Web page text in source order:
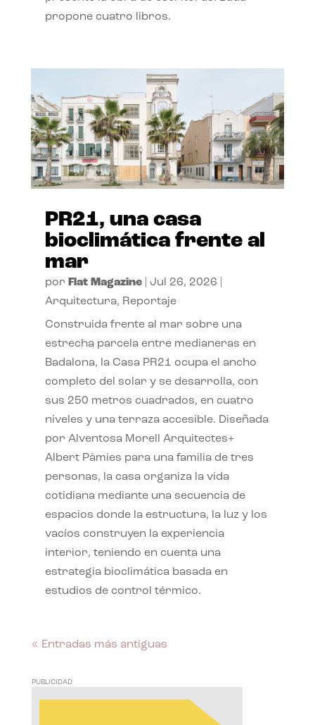
propone cuatro libros.
PR21, una casa
bioclimática frente al
mar
por Flat Magazine| Jul 26, 2026
Arquitectura, Reportaje
Construida frente al mar sobre una
estrecha parcela entre medianeras en
Badalona, la Casa PR21 ocupa el ancho
completo del solar y se desarrolla, con
sus 250 metros cuadrados, en cuatro
niveles y una terraza accesible. Diseñada
por Alventosa Morell Arquitectes+
Albert Pàmies para una familia de tres
personas, la casa organiza la vida
cotidiana mediante una secuencia de
espacios donde la estructura, la luz y los
vacíos construyen la experiencia
interior, teniendo en cuenta una
estrategia bioclimática basada en
estudios de control térmico.
« Entradas más antiguas
PUBLICIDAD